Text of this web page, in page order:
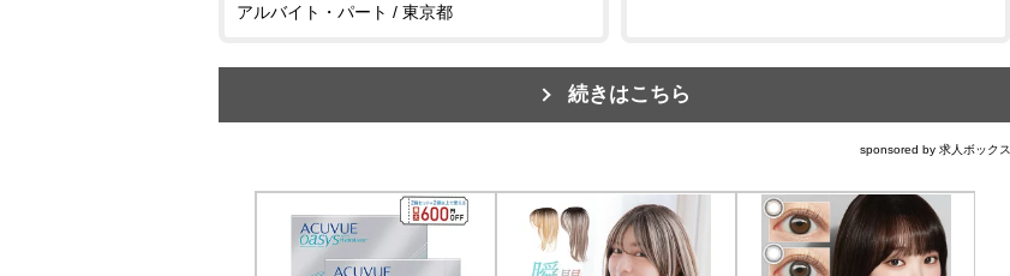
アルバイト・パート / 東京都
続きはこちら
sponsored by 求人ボックス